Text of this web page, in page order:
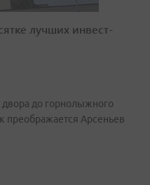
лучших инвест-
двора до горнолыжного
преображается Арсеньев